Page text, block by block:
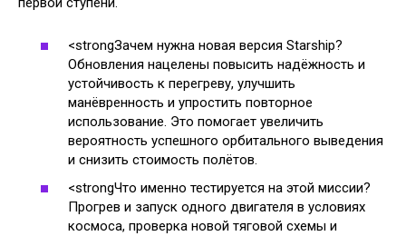
<strongЗачем нужна новая версия Starship?
Обновления нацелены повысить надёжность и
устойчивость к перегреву, улучшить
манёвренность и упростить повторное
использование. Это помогает увеличить
вероятность успешного орбитального выведения
и снизить стоимость полётов.
<strongЧто именно тестируется на этой миссии?
Прогрев и запуск одного двигателя в условиях
космоса, проверка новой тяговой схемы и